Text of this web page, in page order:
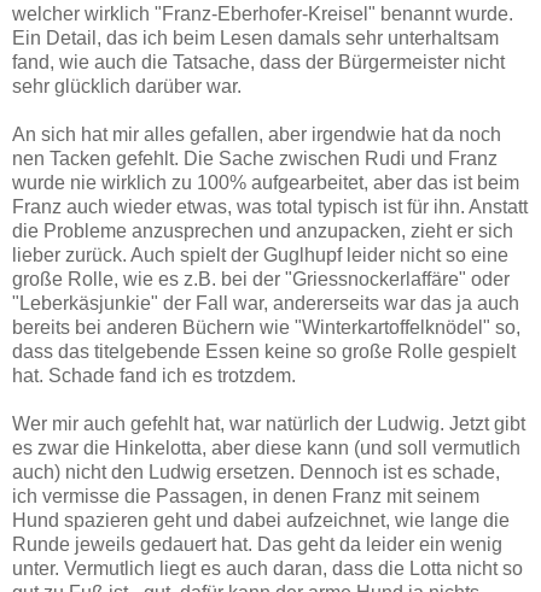
welcher wirklich "Franz-Eberhofer-Kreisel" benannt wurde.
Ein Detail, das ich beim Lesen damals sehr unterhaltsam
fand, wie auch die Tatsache, dass der Bürgermeister nicht
sehr glücklich darüber war.
An sich hat mir alles gefallen, aber irgendwie hat da noch
nen Tacken gefehlt. Die Sache zwischen Rudi und Franz
wurde nie wirklich zu 100% aufgearbeitet, aber das ist beim
Franz auch wieder etwas, was total typisch ist für ihn. Anstatt
die Probleme anzusprechen und anzupacken, zieht er sich
lieber zurück. Auch spielt der Guglhupf leider nicht so eine
große Rolle, wie es z.B. bei der "Griessnockerlaffäre" oder
"Leberkäsjunkie" der Fall war, andererseits war das ja auch
bereits bei anderen Büchern wie "Winterkartoffelknödel" so,
dass das titelgebende Essen keine so große Rolle gespielt
hat. Schade fand ich es trotzdem.
Wer mir auch gefehlt hat, war natürlich der Ludwig. Jetzt gibt
es zwar die Hinkelotta, aber diese kann (und soll vermutlich
auch) nicht den Ludwig ersetzen. Dennoch ist es schade,
ich vermisse die Passagen, in denen Franz mit seinem
Hund spazieren geht und dabei aufzeichnet, wie lange die
Runde jeweils gedauert hat. Das geht da leider ein wenig
unter. Vermutlich liegt es auch daran, dass die Lotta nicht so